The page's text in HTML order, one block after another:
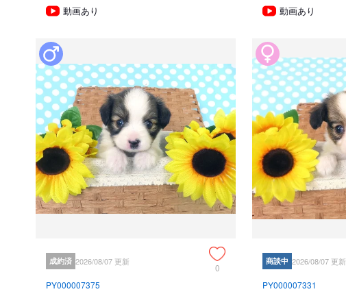
動画あり 動画あり
成約済 2026/08/07 更新
0
PY000007375
商談中 2026/08/07 更新
PY000007331